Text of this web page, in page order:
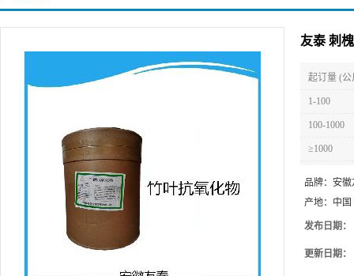
友泰 刺
起订量 (公
1-100
100-1000
≥1000
品牌： 安徽
产地： 中国
发布日期：
更新日期：